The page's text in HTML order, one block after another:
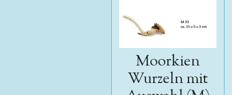
Moorkien
Wurzeln mit